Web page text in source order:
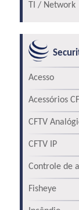
TI / Network
Acesso
Acessórios
CFTV
CFTV IP
Controle de
Fisheye